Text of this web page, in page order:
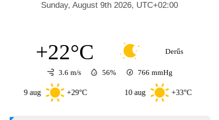
+22°C Derűs
3.6 m/s 56% 766 mmHg
+29°C +33°C